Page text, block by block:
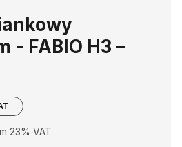
- FABIO H3 –
23% VAT
23% VAT